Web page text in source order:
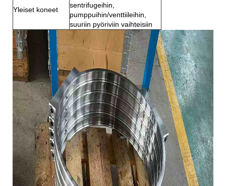
Yleiset koneet
sentrifugeihin,
pumppuihin/venttiileihin,
suuriin pyöriviin vaihteisiin